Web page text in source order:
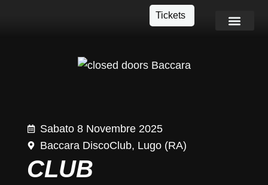
Tickets
Sabato 8 Novembre 2025
Baccara DiscoClub, Lugo (RA)
CLUB